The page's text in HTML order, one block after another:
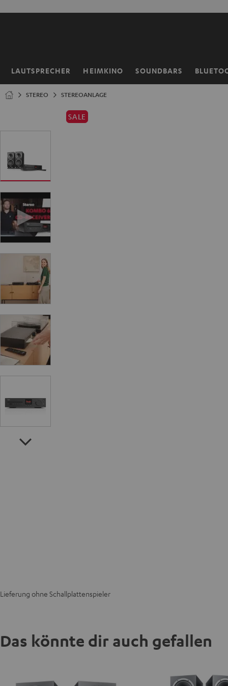
LAUTSPRECHER HEIMKINO SOUNDBARS
Startseite
STEREO STEREOANLAGE
SALE
Lieferung ohne Schallplattenspieler
Das könnte dir auch gefallen